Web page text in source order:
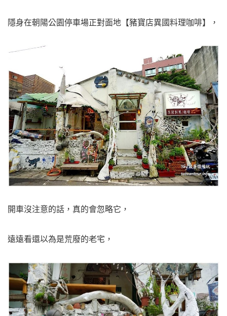
隱身在朝陽公園停車場正對面地【豬寶店異國料理咖啡】，
開車沒注意的話，真的會忽略它，
遠遠看還以為是荒廢的老宅，